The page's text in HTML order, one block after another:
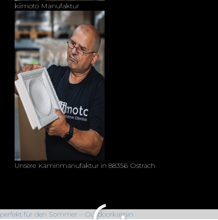
kiimoto Manufaktur
Unsere Kaminmanufaktur in 88356 Ostrach
perfekt für den Sommer – Outdoorkamin